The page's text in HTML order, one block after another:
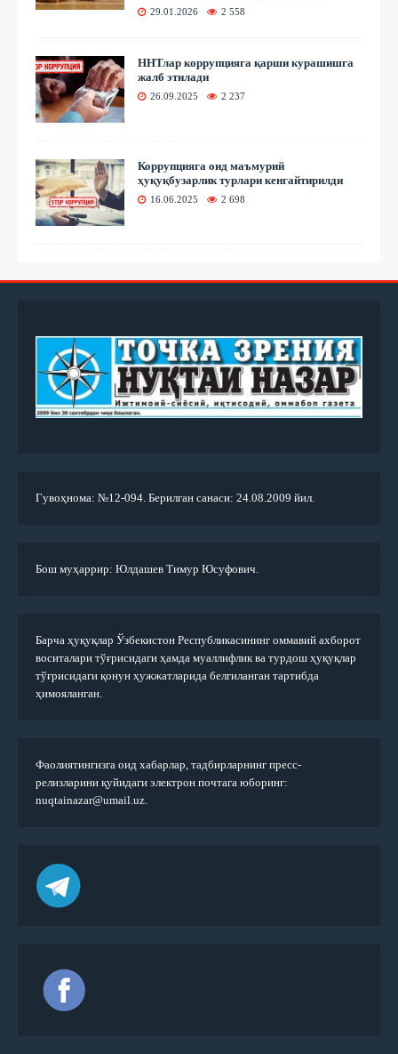
29.01.2026 2 558
ННТлар коррупцияга қарши курашишга
жалб этилади
26.09.2025 2 237
Коррупцияга оид маъмурий
ҳуқуқбузарлик турлари кенгайтирилди
16.06.2025 2 698
Гувоҳнома: №12-094. Берилган санаси: 24.08.2009 йил.
Бош муҳаррир: Юлдашев Тимур Юсуфович.
Барча ҳуқуқлар Ўзбекистон Республикасининг оммавий ахборот
воситалари тўғрисидаги ҳамда муаллифлик ва турдош ҳуқуқлар
тўғрисидаги қонун ҳужжатларида белгиланган тартибда
ҳимояланган.
Фаолиятингизга оид хабарлар, тадбирларнинг пресс-
релизларини қуйидаги электрон почтага юборинг:
nuqtainazar@umail.uz.